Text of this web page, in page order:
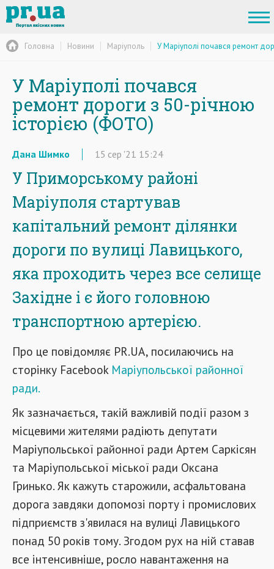
Головна Новини Маріуполь У Маріуполі почався ремонт
У Маріуполі почався
ремонт дороги з 50-річною
історією (ФОТО)
Дана Шимко 15 сер '21 15:24
У Приморському районі
Маріуполя стартував
капітальний ремонт ділянки
дороги по вулиці Лавицького,
яка проходить через все селище
Західне і є його головною
транспортною артерією.
Про це повідомляє PR.UA, посилаючись на
сторінку Facebook Маріупольської районної
ради.
Як зазначається, такій важливій події разом з
місцевими жителями радіють депутати
Маріупольської районної ради Артем Саркісян
та Маріупольської міської ради Оксана
Гринько. Як кажуть старожили, асфальтована
дорога завдяки допомозі порту і промислових
підприємств з'явилася на вулиці Лавицького
понад 50 років тому. Згодом рух на ній ставав
все інтенсивніше, росло навантаження на